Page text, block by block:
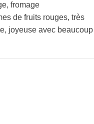
fromage
de fruits rouges, très
joyeuse avec beaucoup